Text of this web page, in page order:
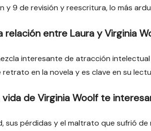
y 9 de revisión y reescritura, lo más
relación entre Laura y Virginia
interesante de atracción
en la novela y es clave en su
de Virginia Woolf te
sus pérdidas y el maltrato que sufrió de